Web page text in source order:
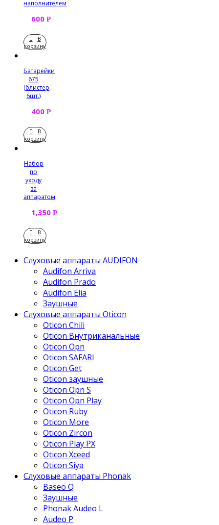
наполнителем
600 Р
В
корзину
Батарейки
675
(блистер
6шт.)
400 Р
В
корзину
Набор
по
уходу
за
аппаратом
1,350 Р
В
корзину
Слуховые аппараты AUDIFON
Audifon Arriva
Audifon Prado
Audifon Elia
Заушные
Слуховые аппараты Oticon
Oticon Chili
Oticon Внутриканальные
Oticon Opn
Oticon SAFARI
Oticon Get
Oticon заушные
Oticon Opn S
Oticon Opn Play
Oticon Ruby
Oticon More
Oticon Zircon
Oticon Play PX
Oticon Xceed
Oticon Siya
Слуховые аппараты Phonak
Baseo Q
Заушные
Phonak Audeo L
Audeo P